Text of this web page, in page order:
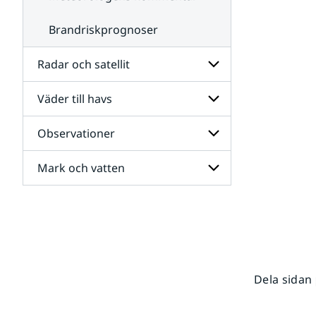
Brandriskprognoser
Radar och satellit
Undersidor
för
Radar
och
satellit
Väder till havs
Undersidor
för
Väder
till
havs
Observationer
Undersidor
för
Mark och vatten
Dela sidan